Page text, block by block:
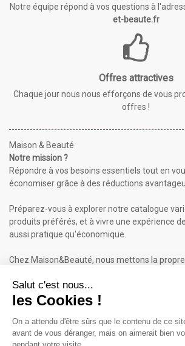
Notre équipe répond à vos questions à
et-beaute.fr
Offres attractives
Chaque jour nous nous efforçons de vous
offres !
Maison & Beauté
Notre mission ?
Répondre à vos besoins essentiels tout en
économiser grâce à des réductions
Préparez-vous à explorer notre catalogue
produits préférés, et à vivre une expérience
aussi pratique qu'économique.
Chez Maison&Beauté, nous mettons la
Maison & Beauté : Informations
À propos de nous
Conditions générales de vente (CGV)
Plan du site